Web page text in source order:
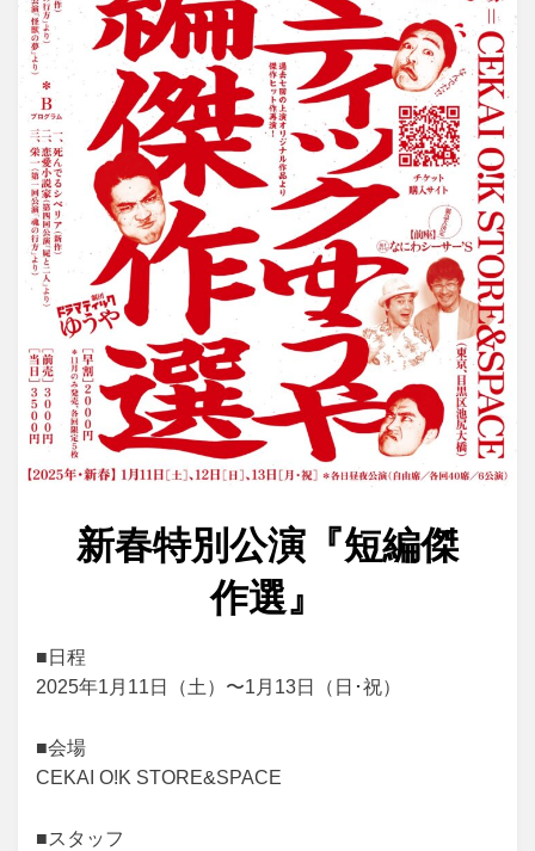
新春特別公演『短編傑
作選』
稿
日:
■日程
2025年1月11日（土）〜1月13日（日･祝）
■会場
CEKAI O!K STORE&SPACE
■スタッフ